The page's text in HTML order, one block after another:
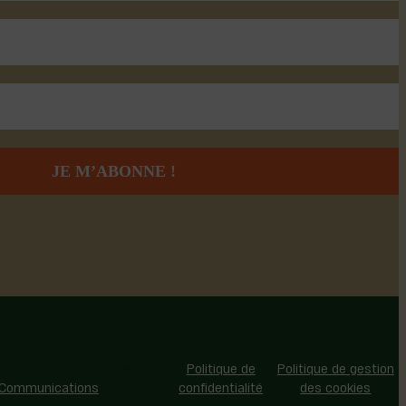
Politique de
confidentialité
Politique de gestion
des cookies